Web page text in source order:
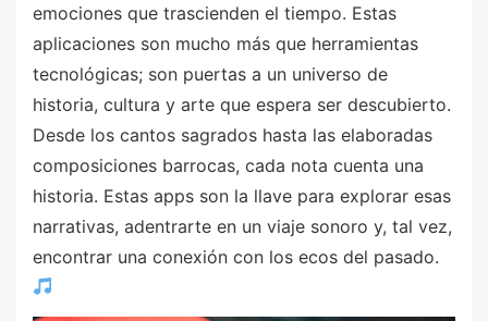
emociones que trascienden el tiempo. Estas
aplicaciones son mucho más que herramientas
tecnológicas; son puertas a un universo de
historia, cultura y arte que espera ser descubierto.
Desde los cantos sagrados hasta las elaboradas
composiciones barrocas, cada nota cuenta una
historia. Estas apps son la llave para explorar esas
narrativas, adentrarte en un viaje sonoro y, tal vez,
encontrar una conexión con los ecos del pasado.